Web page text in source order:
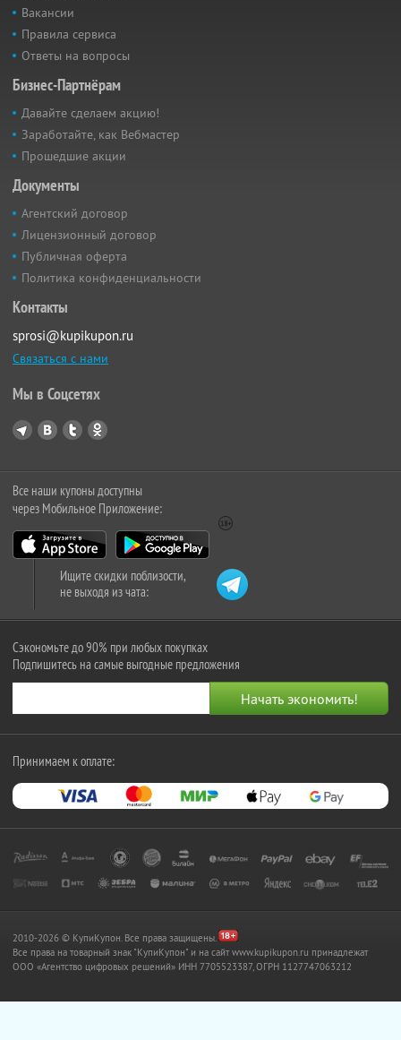
Вакансии
Правила сервиса
Ответы на вопросы
Бизнес-Партнёрам
Давайте сделаем акцию!
Заработайте, как Вебмастер
Прошедшие акции
Документы
Агентский договор
Лицензионный договор
Публичная оферта
Политика конфиденциальности
Контакты
sprosi@kupikupon.ru
Связаться с нами
Мы в Соцсетях
Все наши купоны доступны
через Мобильное Приложение:
Ищите скидки поблизости,
не выходя из чата:
Сэкономьте до 90% при любых покупках
Подпишитесь на самые выгодные предложения
Принимаем к оплате:
2010-2026 © КупиКупон. Все права защищены.
Все права на товарный знак "КупиКупон" и на сайт www.kupikupon.ru принадлежат
OOO «Агентство цифровых решений» ИНН 7705523387, ОГРН 1127747063212